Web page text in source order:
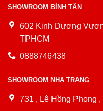
SHOWROOM BÌNH TÂN
602 Kinh Dương
TPHCM
0888746438
SHOWROOM NHA TRANG
731 , Lê Hồng Phong